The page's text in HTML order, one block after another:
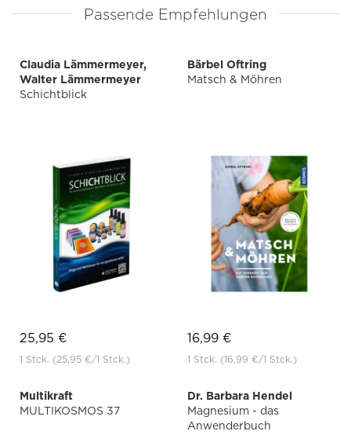
Passende Empfehlungen
Claudia Lämmermeyer,
Walter Lämmermeyer
Schichtblick
25,95 €
1 Stck. (25,95 €/1 Stck.)
Bärbel Oftring
Matsch & Möhren
16,99 €
1 Stck. (16,99 €/1 Stck.)
Multikraft
MULTIKOSMOS 37
Dr. Barbara Hendel
Magnesium - das
Anwenderbuch